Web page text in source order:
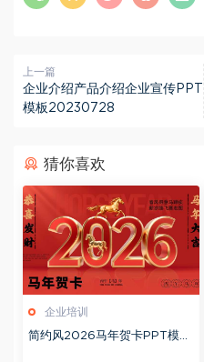
上一篇
企业介绍产品介绍企业宣传PPT
模板20230728
猜你喜欢
企业培训
简约风2026马年贺卡PPT模板